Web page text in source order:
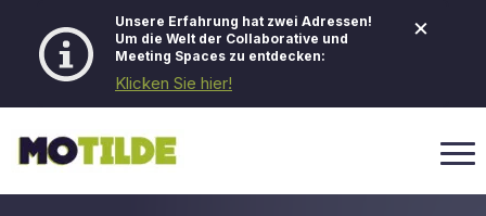
Unsere Erfahrung hat zwei Adressen!
Um die Welt der Collaborative und
Meeting Spaces zu entdecken:
Klicken Sie hier!
×